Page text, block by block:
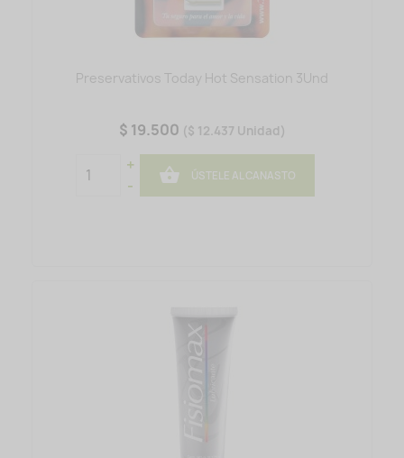
Preservativos Today Hot Sensation 3Und
$ 19.500 ($ 12.437 Unidad)
+
-
 ÚSTELE AL CANASTO